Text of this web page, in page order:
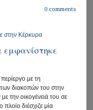
0 comments
με τη
διακοπών του στην
την οικογένειά του σε
διέσχιζε μία